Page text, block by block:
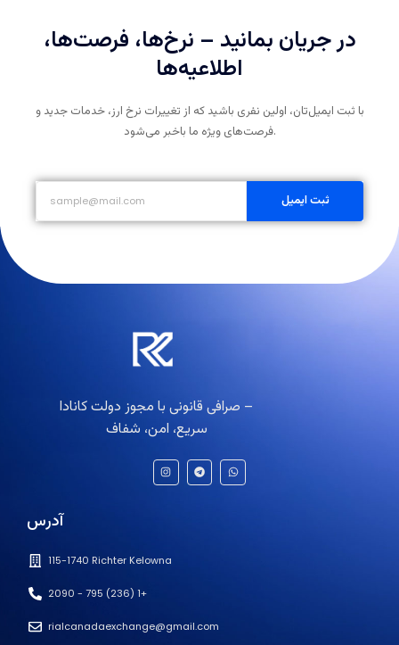
در جریان بمانید – نرخ‌ها، فرصت‌ها،
اطلاعیه‌ها
با ثبت ایمیل‌تان، اولین نفری باشید که از تغییرات نرخ ارز، خدمات جدید و
فرصت‌های ویژه ما باخبر می‌شود.
ثبت ایمیل
صرافی قانونی با مجوز دولت کانادا –
سریع، امن، شفاف
I
n
s
T
e
l
W
h
a
آدرس
115-1740 Richter Kelowna
2090 - 795 (236) 1+
rialcanadaexchange@gmail.com